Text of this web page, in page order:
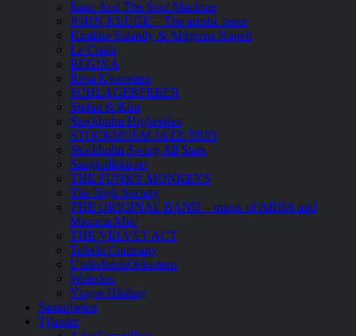
Isaac And The Soul Machine
JOHN KLUGE – The artistic tenor
Kiralina Salandy & Ahlgrens Kapell
Le Crash
REGINA
Rosa Kvartetten
SCHLAGERFEBER
Stefan & Kim
Stockholm Higheelers
STOCKHOLM JAZZ TRIO
Stockholm Swing All Stars
Sångkollektivet
THE FUNKY MONKEYS
The High Society
THE ORIGINAL BAND – music of ABBA and
Mamma Mia!
THE VELVET ACT
Toledo Company
UnderlandsOrkestern
Waterloo
Yngve Hilding
Samarbeten
Tjänster